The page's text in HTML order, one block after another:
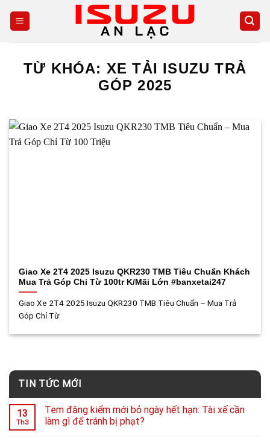
TỪ KHÓA: XE TẢI ISUZU TRẢ
GÓP 2025
Giao Xe 2T4 2025 Isuzu QKR230 TMB Tiêu Chuẩn Khách
Mua Trả Góp Chỉ Từ 100tr K/Mãi Lớn #banxetai247
Giao Xe 2T4 2025 Isuzu QKR230 TMB Tiêu Chuẩn – Mua Trả
Góp Chỉ Từ
TIN TỨC MỚI
13
Th3
Tem đăng kiểm mới bỏ ngày hết hạn: Tài xế cần
làm gì để tránh bị phạt?